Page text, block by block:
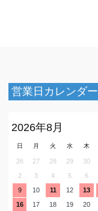
営業日カレンダー
2026年8月
日 月 火 水 木
26 27 28 29 30
2
3 4 5 6
9
10 11 12 13
16
17 18 19 20